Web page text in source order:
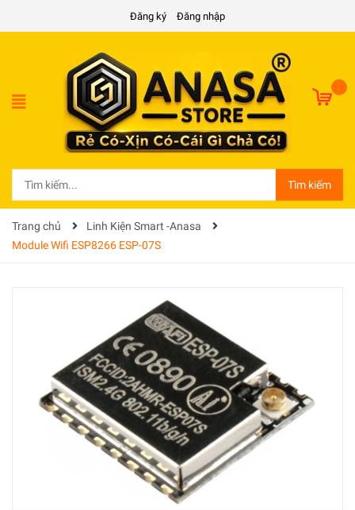
Đăng ký Đăng nhập
Tìm kiếm
Trang chủ
Linh Kiện Smart -Anasa
Module Wifi ESP8266 ESP-07S